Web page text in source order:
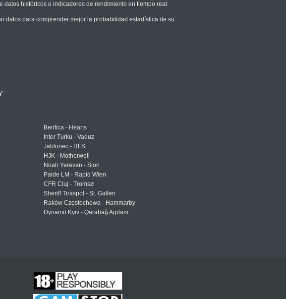
históricos e indicadores de rendimiento en tiempo real.
datos para comprender mejor la probabilidad estadística de su
Benfica - Hearts
Inter Turku - Vaduz
Jablonec - RFS
HJK - Motherwell
Noah Yerevan - Sion
Paide LM - Rapid Wien
CFR Cluj - Tromsø
Sheriff Tiraspol - St. Gallen
Raków Częstochowa - Hammarby
Dynamo Kyiv - Qarabağ Agdam